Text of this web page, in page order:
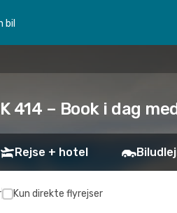
bil
414 – Book i dag
Rejse + hotel
Kun direkte flyrejser